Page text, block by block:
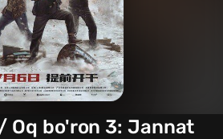
Oq bo'ron 3: Jannat